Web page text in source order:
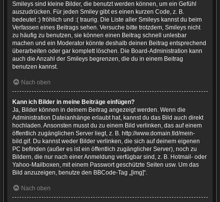
Smileys sind kleine Bilder, die benutzt werden können, um ein Gefühl
auszudrücken. Für jeden Smiley gibt es einen kurzen Code, z. B.
bedeutet :) fröhlich und :( traurig. Die Liste aller Smileys kannst du beim
Verfassen eines Beitrags sehen. Versuche bitte trotzdem, Smileys nicht
zu häufig zu benutzen, sie können einen Beitrag schnell unlesbar
machen und ein Moderator könnte deshalb deinen Beitrag entsprechend
überarbeiten oder gar komplett löschen. Die Board-Administration kann
auch die Anzahl der Smileys begrenzen, die du in einem Beitrag
benutzen kannst.
Nach oben
Kann ich Bilder in meine Beiträge einfügen?
Ja, Bilder können in deinem Beitrag angezeigt werden. Wenn die
Administration Dateianhänge erlaubt hat, kannst du das Bild auch direkt
hochladen. Ansonsten musst du zu einem Bild verlinken, das auf einem
öffentlich zugänglichen Server liegt, z. B. http://www.domain.tld/mein-
bild.gif. Du kannst weder Bilder verlinken, die sich auf deinem eigenen
PC befinden (außer es ist ein öffentlich zugänglicher Server), noch zu
Bildern, die nur nach einer Anmeldung verfügbar sind, z. B. Hotmail- oder
Yahoo-Mailboxen, mit einem Passwort geschützte Seiten usw. Um das
Bild anzuzeigen, benutze den BBCode-Tag „[img]“.
Nach oben